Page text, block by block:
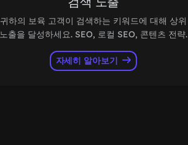
귀하의 보육 고객이 검색하는 키워드에 대해 상위
노출을 달성하세요. SEO, 로컬 SEO, 콘텐츠 전략.
자세히 알아보기